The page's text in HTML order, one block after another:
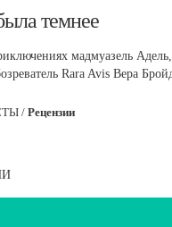
темнее
мадмуазель
Rara Avis Вера
/Рецензии